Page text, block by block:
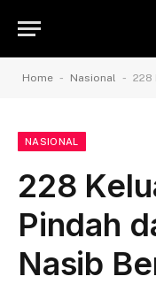
Home - Nasional - 228
NASIONAL
228
Pindah
Nasib